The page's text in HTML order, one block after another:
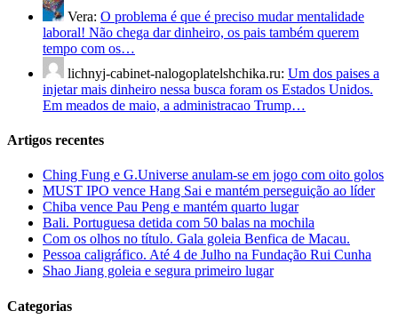
Vera: O problema é que é preciso mudar mentalidade
laboral! Não chega dar dinheiro, os pais também querem
tempo com os…
lichnyj-cabinet-nalogoplatelshchika.ru: Um dos paises a
injetar mais dinheiro nessa busca foram os Estados Unidos.
Em meados de maio, a administracao Trump…
Artigos recentes
Ching Fung e G.Universe anulam-se em jogo com oito golos
MUST IPO vence Hang Sai e mantém perseguição ao líder
Chiba vence Pau Peng e mantém quarto lugar
Bali. Portuguesa detida com 50 balas na mochila
Com os olhos no título. Gala goleia Benfica de Macau.
Pessoa caligráfico. Até 4 de Julho na Fundação Rui Cunha
Shao Jiang goleia e segura primeiro lugar
Categorias